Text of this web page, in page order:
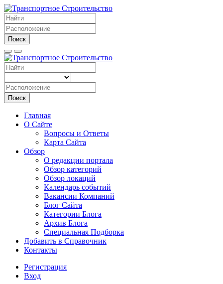
Поиск
Поиск
Главная
О Сайте
Вопросы и Ответы
Карта Сайта
Обзор
О редакции портала
Обзор категорий
Обзор локаций
Календарь событий
Вакансии Компаний
Блог Сайта
Категории Блога
Архив Блога
Специальная Подборка
Добавить в Справочник
Контакты
Регистрация
Вход